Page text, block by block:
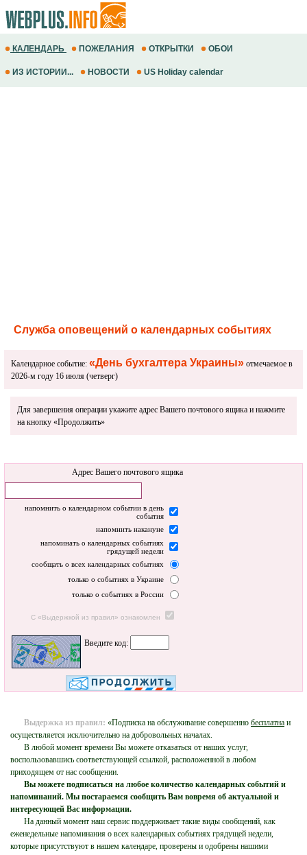
КАЛЕНДАРЬ ПОЖЕЛАНИЯ ОТКРЫТКИ ОБОИ
ИЗ ИСТОРИИ... НОВОСТИ US Holiday calendar
Служба оповещений о календарных событиях
Календарное событие: «День бухгалтера Украины» отмечаемое в
2026-м году 16 июля (четверг)
Для завершения операции укажите адрес Вашего почтового ящика и нажмите
на кнопку «Продолжить»
Адрес Вашего почтового ящика
напомнить о календарном событии в день
события
напомнить накануне
напоминать о календарных событиях
грядущей недели
сообщать о всех календарных событиях
только о событиях в Украине
только о событиях в России
С «Выдержкой из правил» ознакомлен
Введите код:
Выдержка из правил: «Подписка на обслуживание совершенно бесплатна и
осуществляется исключительно на добровольных началах.
В любой момент времени Вы можете отказаться от наших услуг,
воспользовавшись соответствующей ссылкой, расположенной в любом
приходящем от нас сообщении.
Вы можете подписаться на любое количество календарных событий и
напоминаний. Мы постараемся сообщить Вам вовремя об актуальной и
интересующей Вас информации.
На данный момент наш сервис поддерживает такие виды сообщений, как
еженедельные напоминания о всех календарных событиях грядущей недели,
которые присутствуют в нашем календаре, проверены и одобрены нашими